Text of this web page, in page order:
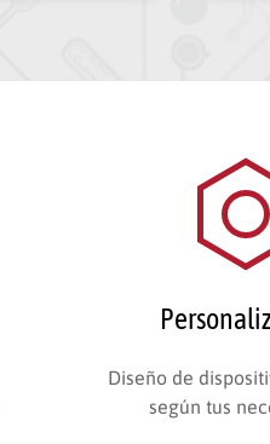
Diseño de
según tus